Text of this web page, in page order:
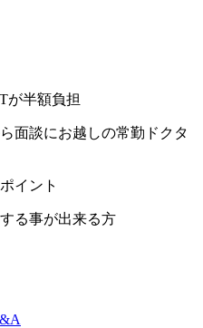
が半額負担
面談にお越しの常勤ドクタ
イント
する事が出来る方